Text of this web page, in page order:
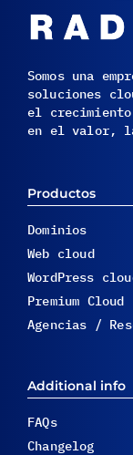
Somos una
soluciones
el crecimiento
en el valor,
Productos
Dominios
Web cloud
WordPress
Premium Cloud
Agencias /
Additional info
FAQs
Changelog